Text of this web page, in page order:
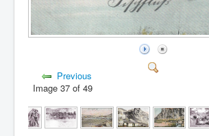
Previous
Image 37 of 49